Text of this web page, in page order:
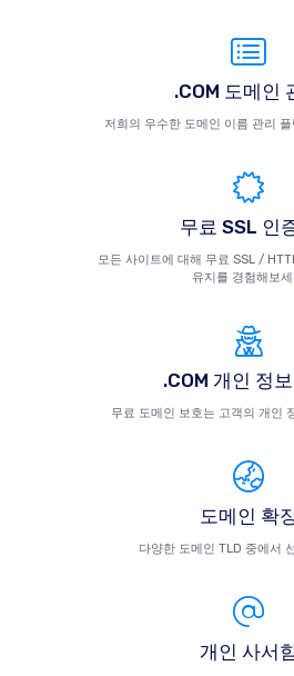
.COM 도메인
저희의 우수한 도메인 이름 관리
무료 SSL 인
모든 사이트에 대해 무료 SSL /
유지를 경험해보
.COM 개인 정
무료 도메인 보호는 고객의 개인
도메인 확
다양한 도메인 TLD 중에서
개인 사서